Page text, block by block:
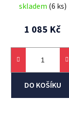
skladem (6 ks)
1 085 Kč
DO KOŠÍKU